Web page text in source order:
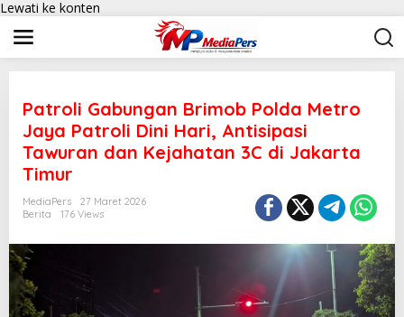
Lewati ke konten
Patroli Gabungan Brimob Polda Metro
Jaya Patroli Dini Hari, Antisipasi
Tawuran dan Kejahatan 3C di Jakarta
Timur
MediaPers
27 Maret 2026
Berita
176 Views